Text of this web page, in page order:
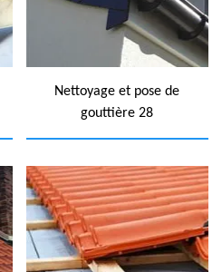
Nettoyage et pose de
gouttière 28